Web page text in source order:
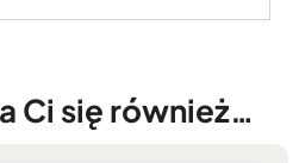
Ci się również…